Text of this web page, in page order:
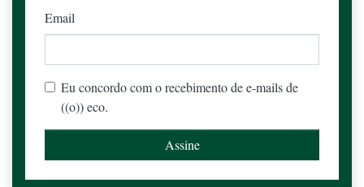
Email
Eu concordo com o recebimento de e-mails de
((o)) eco.